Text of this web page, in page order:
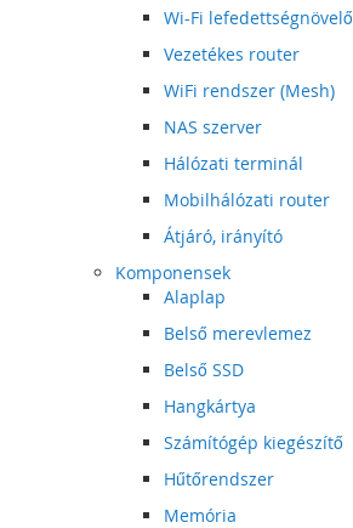
Wi-Fi lefedettségnövelő
Vezetékes router
WiFi rendszer (Mesh)
NAS szerver
Hálózati terminál
Mobilhálózati router
Átjáró, irányító
Komponensek
Alaplap
Belső merevlemez
Belső SSD
Hangkártya
Számítógép kiegészítő
Hűtőrendszer
Memória